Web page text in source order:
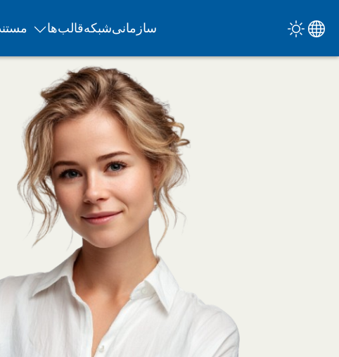
قالب‌هاشبکهسازمانی